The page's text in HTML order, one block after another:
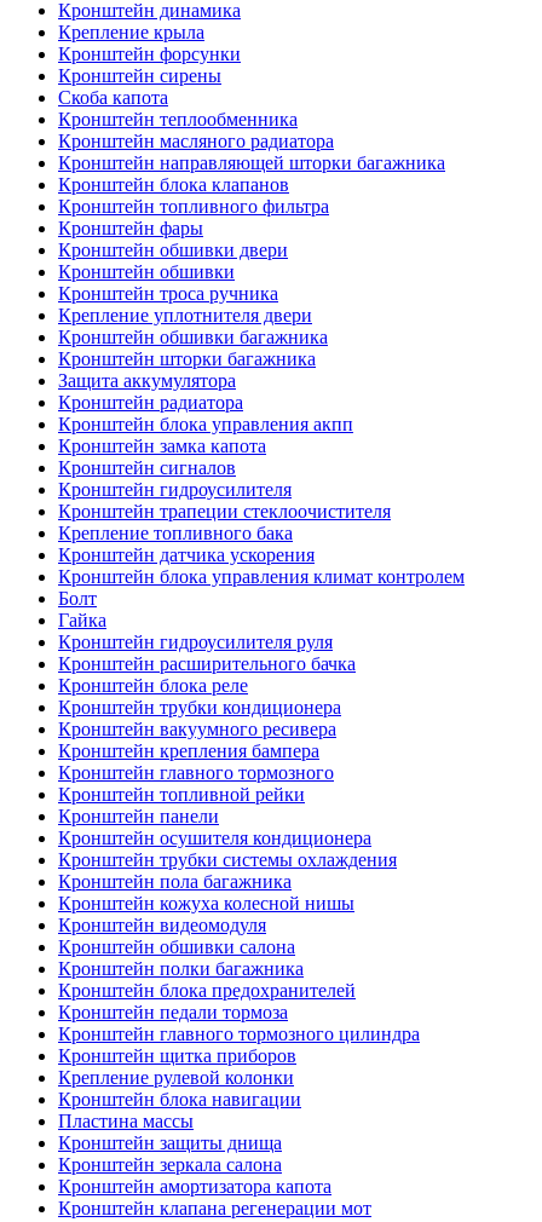
Кронштейн динамика
Крепление крыла
Кронштейн форсунки
Кронштейн сирены
Скоба капота
Кронштейн теплообменника
Кронштейн масляного радиатора
Кронштейн направляющей шторки багажника
Кронштейн блока клапанов
Кронштейн топливного фильтра
Кронштейн фары
Кронштейн обшивки двери
Кронштейн обшивки
Кронштейн троса ручника
Крепление уплотнителя двери
Кронштейн обшивки багажника
Кронштейн шторки багажника
Защита аккумулятора
Кронштейн радиатора
Кронштейн блока управления акпп
Кронштейн замка капота
Кронштейн сигналов
Кронштейн гидроусилителя
Кронштейн трапеции стеклоочистителя
Крепление топливного бака
Кронштейн датчика ускорения
Кронштейн блока управления климат контролем
Болт
Гайка
Кронштейн гидроусилителя руля
Кронштейн расширительного бачка
Кронштейн блока реле
Кронштейн трубки кондиционера
Кронштейн вакуумного ресивера
Кронштейн крепления бампера
Кронштейн главного тормозного
Кронштейн топливной рейки
Кронштейн панели
Кронштейн осушителя кондиционера
Кронштейн трубки системы охлаждения
Кронштейн пола багажника
Кронштейн кожуха колесной нишы
Кронштейн видеомодуля
Кронштейн обшивки салона
Кронштейн полки багажника
Кронштейн блока предохранителей
Кронштейн педали тормоза
Кронштейн главного тормозного цилиндра
Кронштейн щитка приборов
Крепление рулевой колонки
Кронштейн блока навигации
Пластина массы
Кронштейн защиты днища
Кронштейн зеркала салона
Кронштейн амортизатора капота
Кронштейн клапана регенерации мот